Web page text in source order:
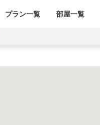
プラン一覧 部屋一覧